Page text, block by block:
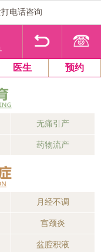
电话咨询
医生 预约
无痛引产
药物流产
月经不调
宫颈炎
盆腔积液